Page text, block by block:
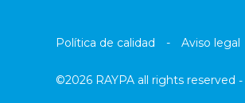
Política de calidad - Aviso legal
©2026 RAYPA all rights reserved -